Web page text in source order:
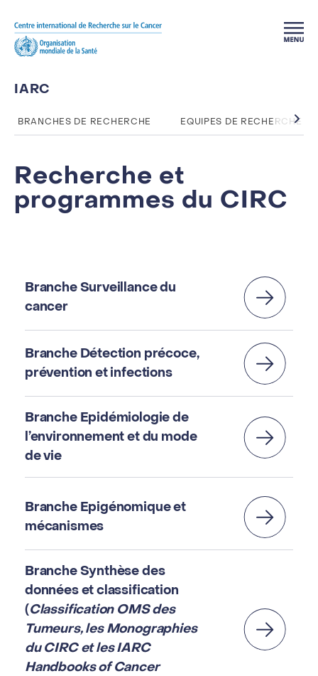
IARC
BRANCHES DE RECHERCHE EQUIPES DE RECHERCHE
Recherche et
programmes du CIRC
Branche Surveillance du
cancer
Branche Détection précoce,
prévention et infections
Branche Epidémiologie de
l’environnement et du mode
de vie
Branche Epigénomique et
mécanismes
Branche Synthèse des
données et classification
(Classification OMS des
Tumeurs, les Monographies
du CIRC et les IARC
Handbooks of Cancer